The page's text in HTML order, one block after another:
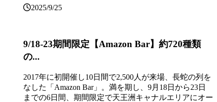
2025/9/25
9/18-23期間限定【Amazon Bar】約720種類
の...
2017年に初開催し10日間で2,500人が来場、長蛇の列を
なした「Amazon Bar」。満を期し、9月18日から23日
までの6日間、期間限定で天王洲キャナルエリアにオー